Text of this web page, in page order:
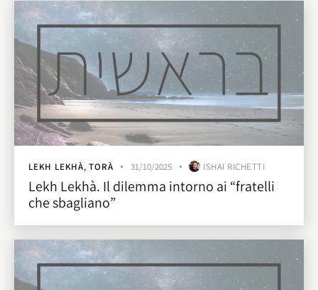
LEKH LEKHÀ,TORÀ 31/10/2025 ISHAI RICHETTI
Lekh Lekhà. Il dilemma intorno ai “fratelli
che sbagliano”